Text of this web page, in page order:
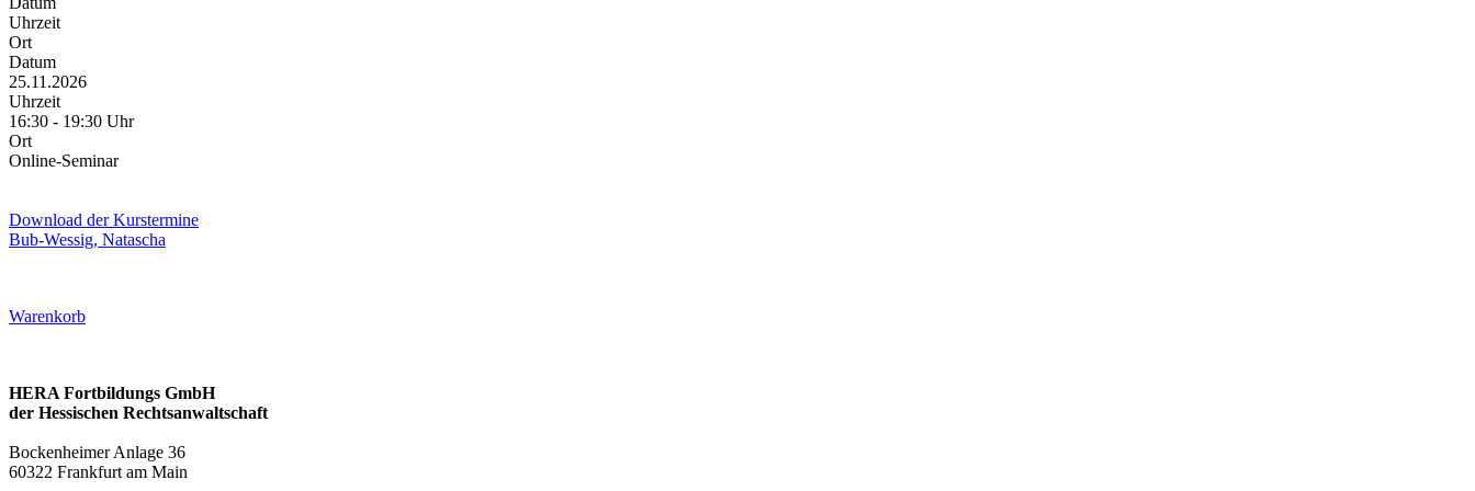
Uhrzeit
Ort
Datum
25.11.2026
Uhrzeit
16:30 - 19:30 Uhr
Ort
Online-Seminar
Download der Kurstermine
Bub-Wessig, Natascha
Warenkorb
HERA Fortbildungs GmbH
der Hessischen Rechtsanwaltschaft
Bockenheimer Anlage 36
60322 Frankfurt am Main